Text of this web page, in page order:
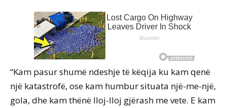
“Kam pasur shumë ndeshje të këqija ku kam qenë
një katastrofë, ose kam humbur situata një-me-një,
gola, dhe kam thënë lloj-lloj gjërash me vete. E kam